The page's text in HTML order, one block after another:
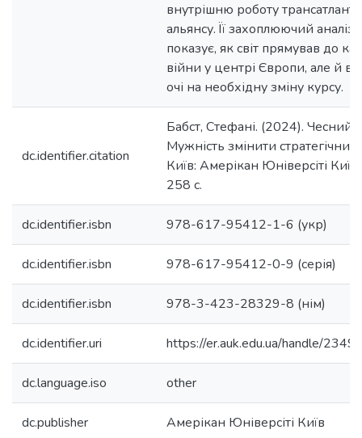
внутрішню роботу
альянсу. Її захоплюючий
показує, як світ прямував до
війни у центрі Європи, але й
очі на необхідну зміну курсу.
dc.identifier.citation
Бабст, Стефані. (2024). Чесний
Мужність змінити стратегічний
Київ: Амерікан Юніверсіті
258 с.
dc.identifier.isbn 978-617-95412-1-6 (укр)
dc.identifier.isbn 978-617-95412-0-9 (серія)
dc.identifier.isbn 978-3-423-28329-8 (нім)
dc.identifier.uri https://er.auk.edu.ua/handle/
dc.language.iso other
dc.publisher Амерікан Юніверсіті Київ